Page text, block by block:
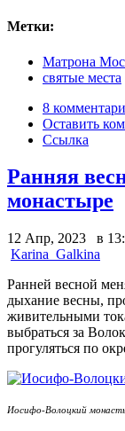
Метки:
Матрона
святые места
8
Оставить
Ссылка
Ранняя
монастыре
12 Апр, 2023 в
Karina_Galkina
Ранней весной
дыхание весны,
живительными
выбраться за
прогуляться по
Иосифо-Волоцкий